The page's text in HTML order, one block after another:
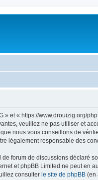
et « https://www.drouizig.org/
veuillez ne pas utiliser et
nous vous conseillons de
légalement responsable des
forum de discussions déclaré
et phpBB Limited ne peut en
consulter le site de phpBB (en